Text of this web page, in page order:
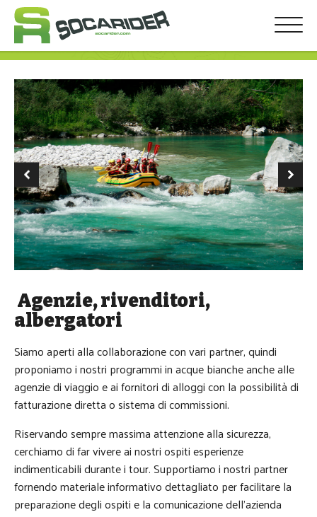
Agenzie, rivenditori,
albergatori
Siamo aperti alla collaborazione con vari partner, quindi
proponiamo i nostri programmi in acque bianche anche alle
agenzie di viaggio e ai fornitori di alloggi con la possibilità di
fatturazione diretta o sistema di commissioni.
Riservando sempre massima attenzione alla sicurezza,
cerchiamo di far vivere ai nostri ospiti esperienze
indimenticabili durante i tour. Supportiamo i nostri partner
fornendo materiale informativo dettagliato per facilitare la
preparazione degli ospiti e la comunicazione dell’azienda